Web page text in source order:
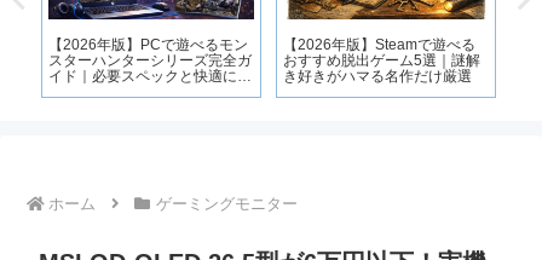
【2026年版】PCで遊べるモン
スターハンターシリーズ完全ガ
イド｜必要スペックと快適に遊
【2026年版】Steamで遊べる
おすすめ脱出ゲーム5選｜謎解
き好きがハマる名作だけ厳選
ホーム ゲーミングモニター